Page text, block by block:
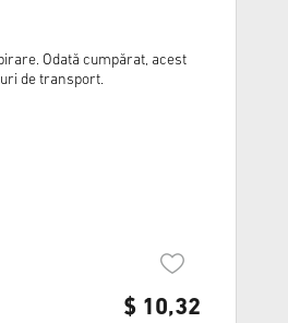
Odată cumpărat, acest
de transport.
$ 10,32